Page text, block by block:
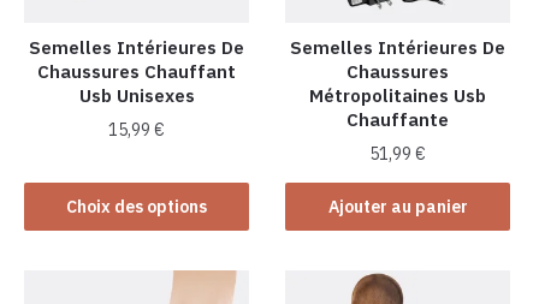
la
page
du
produit
la
page
du
produit
Semelles Intérieures De
Chaussures Chauffant
Usb Unisexes
15,99€
Choix des options
produit
a
variations.
Semelles Intérieures De
Chaussures
Métropolitaines Usb
Chauffante
51,99€
Ajouter au panier